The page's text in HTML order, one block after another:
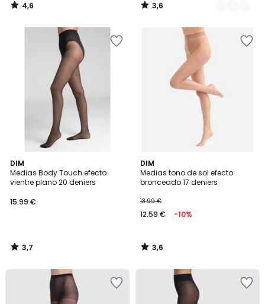
4,6
/
3,6
/
DIM
Medias Body Touch efecto
vientre plano 20 deniers
15.99 €
3,7
/ 5
3,7
/
DIM
Medias tono de sol efecto
bronceado 17 deniers
13.99 €
12.59 € -10%
3,6
/ 5
3,6
/